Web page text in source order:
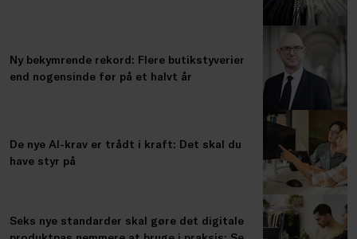
Ny bekymrende rekord: Flere butikstyverier
end nogensinde før på et halvt år
De nye AI-krav er trådt i kraft: Det skal du
have styr på
Seks nye standarder skal gøre det digitale